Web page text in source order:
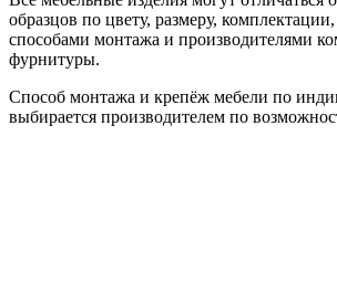
образцов по цвету, размеру,
способами монтажа и производителями
фурнитуры.
Способ монтажа и крепёж мебели по
выбирается производителем по